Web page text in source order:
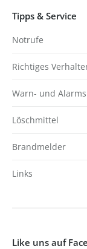
Tipps & Service
Notrufe
Richtiges
Warn- und
Löschmittel
Brandmelder
Links
Like uns auf